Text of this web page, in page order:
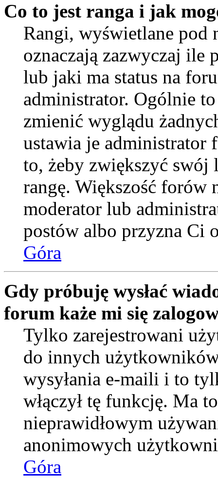
Co to jest ranga i jak
Rangi, wyświetlane
oznaczają zazwyczaj ile
lub jaki ma status na
administrator. Ogólnie
zmienić wyglądu
ustawia je administrator
to, żeby zwiększyć
rangę. Większość forów
moderator lub
postów albo przyzna Ci
Góra
Gdy próbuję wysłać
forum każe mi się
Tylko zarejestrowani
do innych
wysyłania e-maili i to
włączył tę funkcję. Ma
nieprawidłowym
anonimowych
Góra